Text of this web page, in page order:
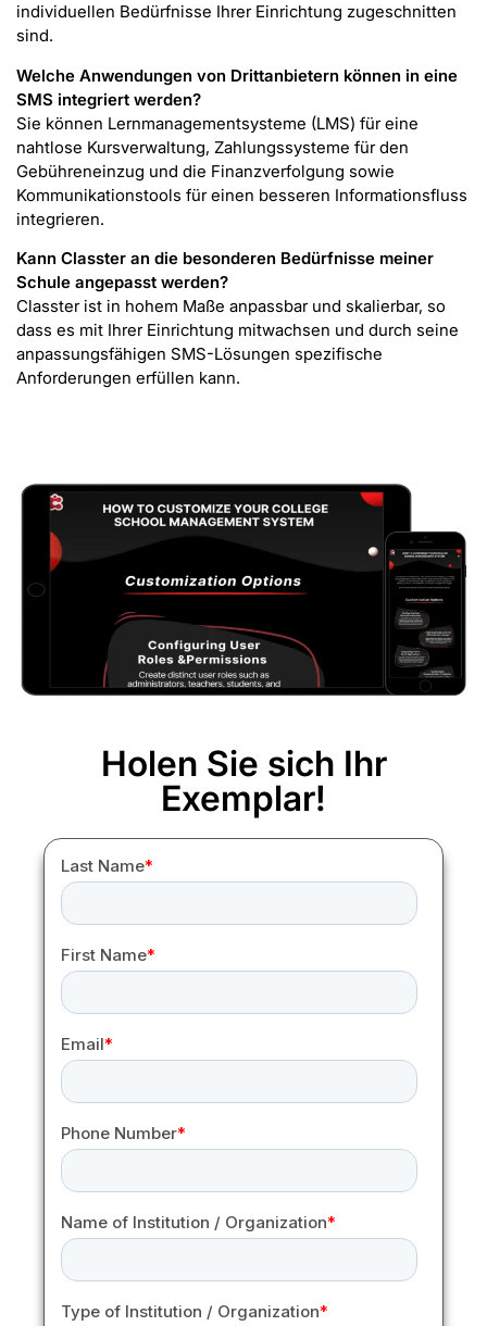
individuellen Bedürfnisse Ihrer Einrichtung zugeschnitten
sind.
Welche Anwendungen von Drittanbietern können in eine
SMS integriert werden?
Sie können Lernmanagementsysteme (LMS) für eine
nahtlose Kursverwaltung, Zahlungssysteme für den
Gebühreneinzug und die Finanzverfolgung sowie
Kommunikationstools für einen besseren Informationsfluss
integrieren.
Kann Classter an die besonderen Bedürfnisse meiner
Schule angepasst werden?
Classter ist in hohem Maße anpassbar und skalierbar, so
dass es mit Ihrer Einrichtung mitwachsen und durch seine
anpassungsfähigen SMS-Lösungen spezifische
Anforderungen erfüllen kann.
Holen Sie sich Ihr
Exemplar!